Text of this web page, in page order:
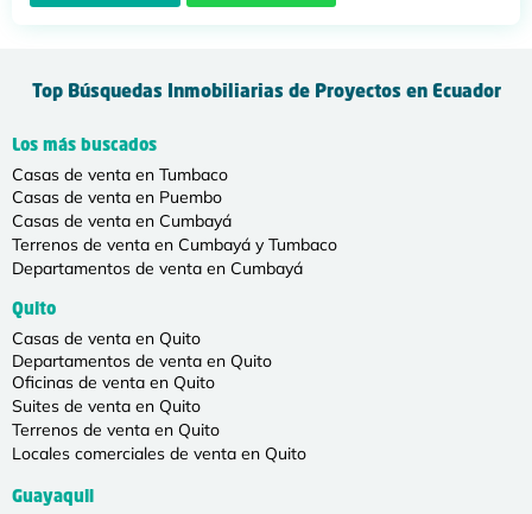
Top Búsquedas Inmobiliarias de Proyectos en Ecuador
Los más buscados
Casas de venta en Tumbaco
Casas de venta en Puembo
Casas de venta en Cumbayá
Terrenos de venta en Cumbayá y Tumbaco
Departamentos de venta en Cumbayá
Quito
Casas de venta en Quito
Departamentos de venta en Quito
Oficinas de venta en Quito
Suites de venta en Quito
Terrenos de venta en Quito
Locales comerciales de venta en Quito
Guayaquil